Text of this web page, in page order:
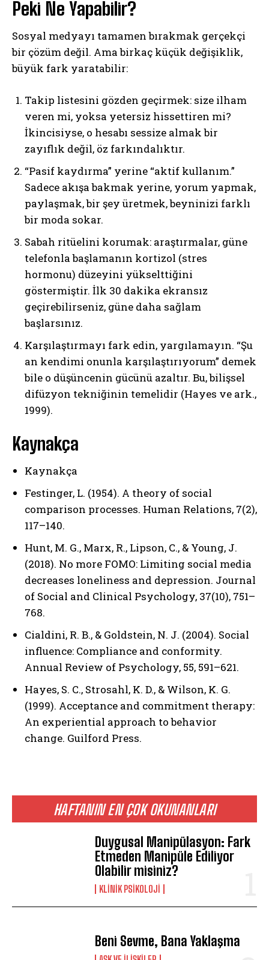
ABONE OL
Gizlilik politikasınıokudum, onaylıyorum.
HAFTANIN EN ÇOK OKUNANLARI
Duygusal Manipülasyon: Fark
Etmeden Manipüle Ediliyor
Olabilir misiniz?
KLINIK PSIKOLOJI
Beni Sevme, Bana Yaklaşma
Peki Ne Yapabilir?
Sosyal medyayı tamamen bırakmak gerçekçi
bir çözüm değil. Ama birkaç küçük değişiklik,
büyük fark yaratabilir:
Takip listesini gözden geçirmek: size ilham
veren mi, yoksa yetersiz hissettiren mi?
İkincisiyse, o hesabı sessize almak bir
zayıflık değil, öz farkındalıktır.
“Pasif kaydırma” yerine “aktif kullanım.”
Sadece akışa bakmak yerine, yorum yapmak,
paylaşmak, bir şey üretmek, beyninizi farklı
bir moda sokar.
Sabah ritüelini korumak: araştırmalar, güne
telefonla başlamanın kortizol (stres
hormonu) düzeyini yükselttiğini
göstermiştir. İlk 30 dakika ekransız
geçirebilirseniz, güne daha sağlam
başlarsınız.
Karşılaştırmayı fark edin, yargılamayın. “Şu
an kendimi onunla karşılaştırıyorum” demek
bile o düşüncenin gücünü azaltır. Bu, bilişsel
difüzyon tekniğinin temelidir (Hayes ve ark.,
1999).
Kaynakça
Kaynakça
Festinger, L. (1954). A theory of social
comparison processes. Human Relations, 7(2),
117–140.
Hunt, M. G., Marx, R., Lipson, C., & Young, J.
(2018). No more FOMO: Limiting social media
decreases loneliness and depression. Journal
of Social and Clinical Psychology, 37(10), 751–
768.
Cialdini, R. B., & Goldstein, N. J. (2004). Social
influence: Compliance and conformity.
Annual Review of Psychology, 55, 591–621.
Hayes, S. C., Strosahl, K. D., & Wilson, K. G.
(1999). Acceptance and commitment therapy:
An experiential approach to behavior
change. Guilford Press.